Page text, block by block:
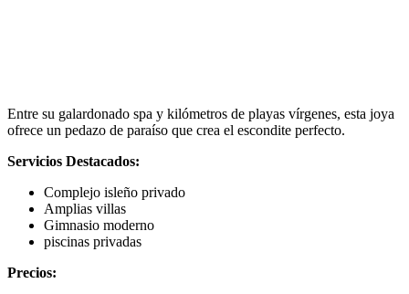
Entre su galardonado spa y kilómetros de playas vírgenes, esta joya
ofrece un pedazo de paraíso que crea el escondite perfecto.
Servicios Destacados:
Complejo isleño privado
Amplias villas
Gimnasio moderno
piscinas privadas
Precios: